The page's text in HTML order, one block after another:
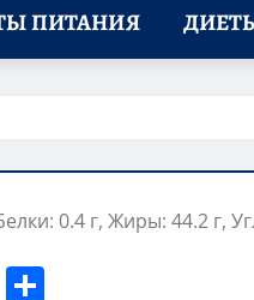
ПИТАНИЯ
0.4 г, Жиры: 44.2 г,
O